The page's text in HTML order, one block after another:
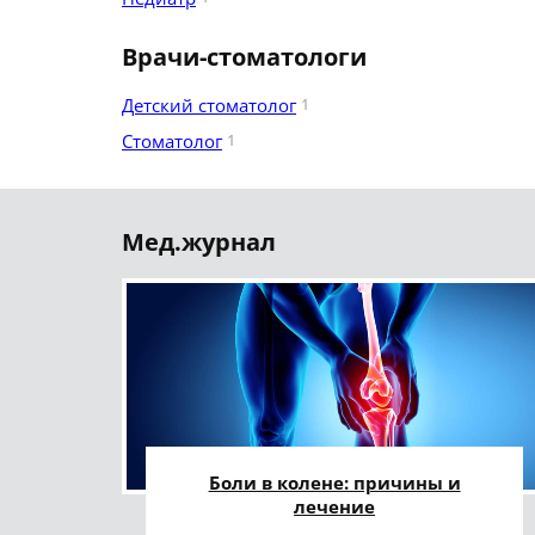
Врачи-стоматологи
Детский стоматолог 1
Стоматолог 1
Мед.журнал
Боли в колене: причины и
лечение